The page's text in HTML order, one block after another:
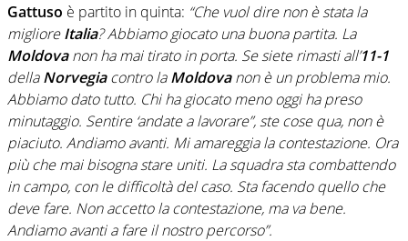
Gattuso è partito in quinta: “Che vuol dire non è stata la
miglioreItalia? Abbiamo giocato una buona partita. La
Moldovanon ha mai tirato in porta. Se siete rimasti all’11-1
dellaNorvegiacontro laMoldovanon è un problema mio.
Abbiamo dato tutto. Chi ha giocato meno oggi ha preso
minutaggio. Sentire ‘andate a lavorare”, ste cose qua, non è
piaciuto. Andiamo avanti. Mi amareggia la contestazione. Ora
più che mai bisogna stare uniti. La squadra sta combattendo
in campo, con le difficoltà del caso. Sta facendo quello che
deve fare. Non accetto la contestazione, ma va bene.
Andiamo avanti a fare il nostro percorso”.